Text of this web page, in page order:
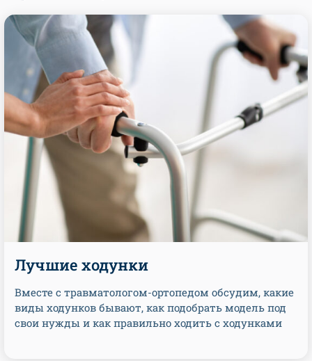
Лучшие ходунки
Вместе с травматологом-ортопедом обсудим, какие
виды ходунков бывают, как подобрать модель под
свои нужды и как правильно ходить с ходунками